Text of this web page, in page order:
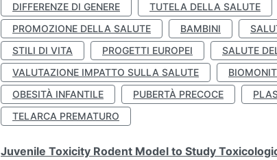
DIFFERENZE DI GENERE
TUTELA DELLA SALUTE
PROMOZIONE DELLA SALUTE
BAMBINI
STILI DI VITA
PROGETTI EUROPEI SALUTE
VALUTAZIONE IMPATTO SULLA SALUTE
OBESITÀ INFANTILE
PUBERTÀ PRECOCE
TELARCA PREMATURO
Juvenile Toxicity Rodent Model to Study